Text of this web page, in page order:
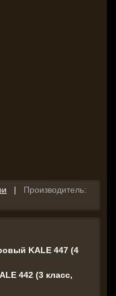
| Производитель:
KALE 447 (4
442 (3 класс,